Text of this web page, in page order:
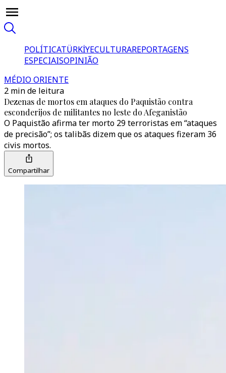
POLÍTICATÜRKİYECULTURAREPORTAGENS
ESPECIAISOPINIÃO
MÉDIO ORIENTE
2 min de leitura
Dezenas de mortos em ataques do Paquistão contra
esconderijos de militantes no leste do Afeganistão
O Paquistão afirma ter morto 29 terroristas em “ataques
de precisão”; os talibãs dizem que os ataques fizeram 36
civis mortos.
Compartilhar